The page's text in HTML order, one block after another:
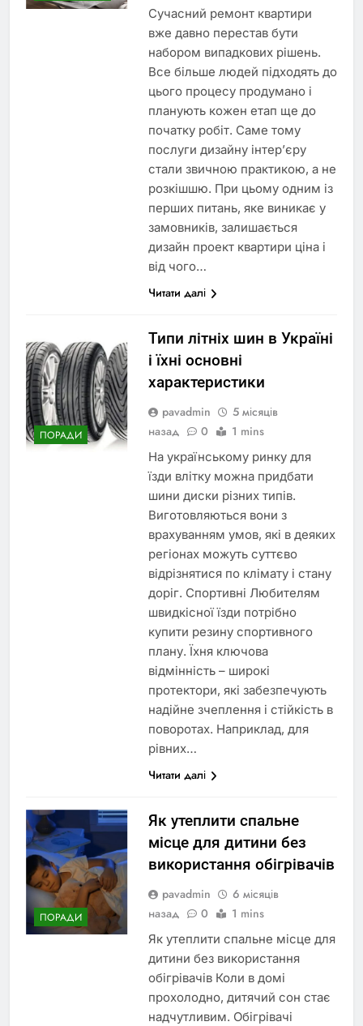
Сучасний ремонт квартири
вже давно перестав бути
набором випадкових рішень.
Все більше людей підходять до
цього процесу продумано і
планують кожен етап ще до
початку робіт. Саме тому
послуги дизайну інтер’єру
стали звичною практикою, а не
розкішшю. При цьому одним із
перших питань, яке виникає у
замовників, залишається
дизайн проект квартири ціна і
від чого…
Читати далі
ПОРАДИ
Типи літніх шин в Україні
і їхні основні
характеристики
pavadmin
5 місяців
назад
0 1 mins
На українському ринку для
їзди влітку можна придбати
шини диски різних типів.
Виготовляються вони з
врахуванням умов, які в деяких
регіонах можуть суттєво
відрізнятися по клімату і стану
доріг. Спортивні Любителям
швидкісної їзди потрібно
купити резину спортивного
плану. Їхня ключова
відмінність – широкі
протектори, які забезпечують
надійне зчеплення і стійкість в
поворотах. Наприклад, для
рівних…
Читати далі
ПОРАДИ
Як утеплити спальне
місце для дитини без
використання обігрівачів
pavadmin
6 місяців
назад
0 1 mins
Як утеплити спальне місце для
дитини без використання
обігрівачів Коли в домі
прохолодно, дитячий сон стає
надчутливим. Обігрівачі